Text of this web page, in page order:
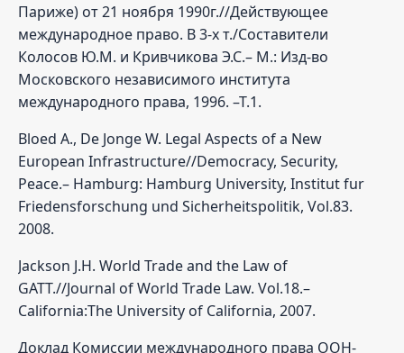
Париже) от 21 ноября 1990г.//Действующее
международное право. В 3-х т./Составители
Колосов Ю.М. и Кривчикова Э.С.– М.: Изд-во
Московского независимого института
международного права, 1996. –Т.1.
Bloed A., De Jonge W. Legal Aspects of a New
European Infrastructure//Democracy, Security,
Peace.– Hamburg: Hamburg University, Institut fur
Friedensforschung und Sicherheitspolitik, Vol.83.
2008.
Jackson J.H. World Trade and the Law of
GATT.//Journal of World Trade Law. Vol.18.–
California:The University of California, 2007.
Доклад Комиссии международного права ООН-